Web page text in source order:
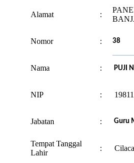
Alamat :
Nomor : 38
Nama : PUJI
NIP :
Jabatan : Guru
Tempat Tanggal
Lahir
: